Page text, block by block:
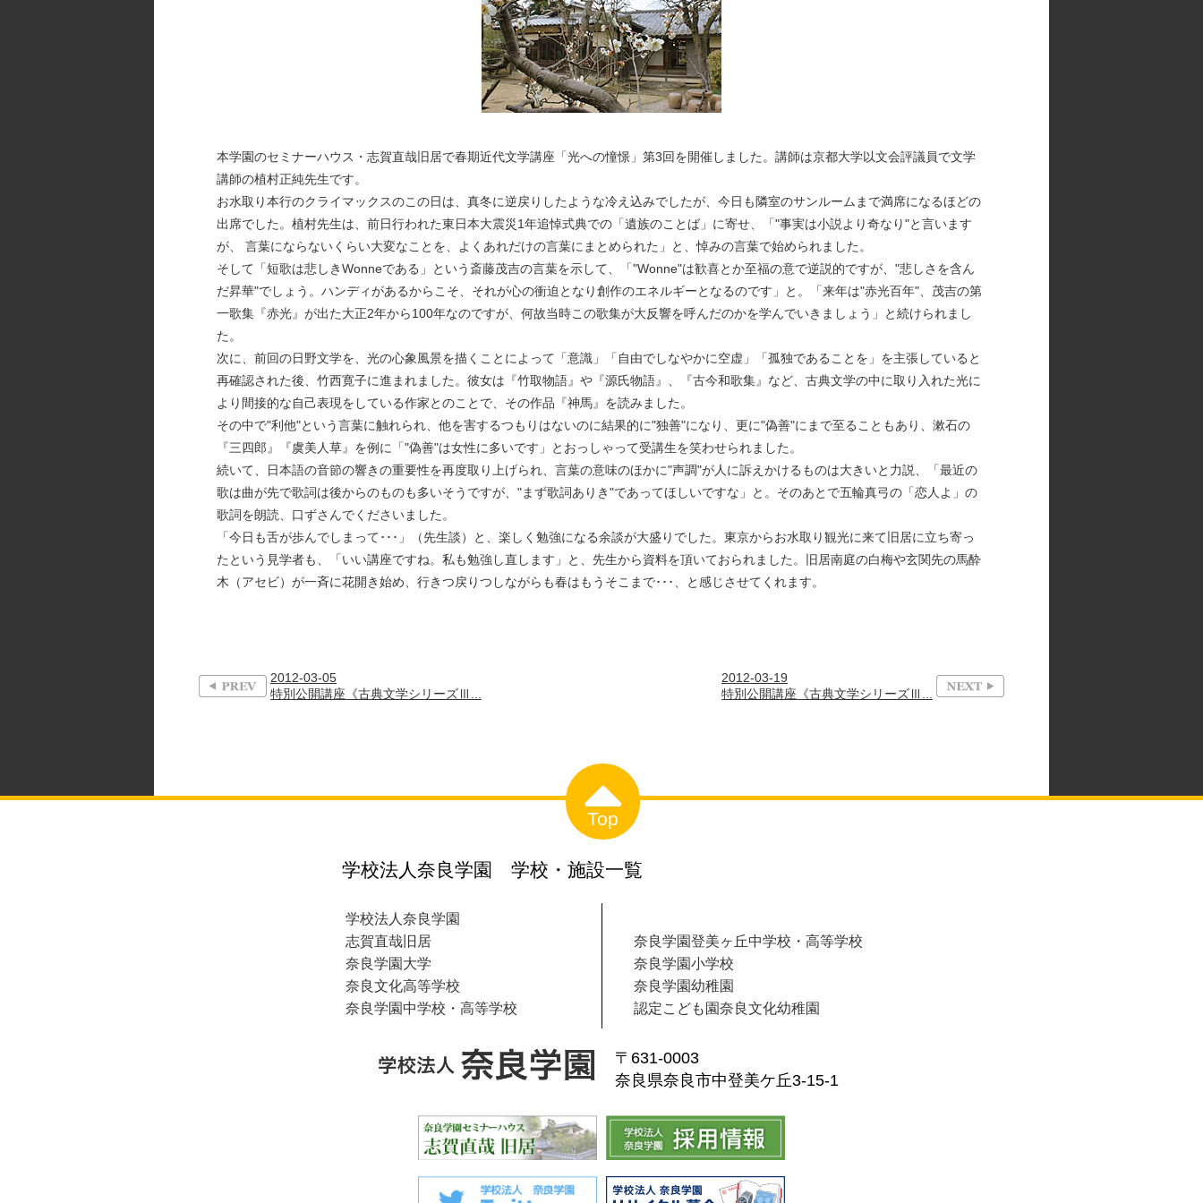
本学園のセミナーハウス・志賀直哉旧居で春期近代文学講座「光への憧憬」第3回を開催しました。講師は京都大学以文会評議員で文学
講師の植村正純先生です。
お水取り本行のクライマックスのこの日は、真冬に逆戻りしたような冷え込みでしたが、今日も隣室のサンルームまで満席になるほどの
出席でした。植村先生は、前日行われた東日本大震災1年追悼式典での「遺族のことば」に寄せ、「"事実は小説より奇なり"と言います
が、 言葉にならないくらい大変なことを、よくあれだけの言葉にまとめられた」と、悼みの言葉で始められました。
そして「短歌は悲しきWonneである」という斎藤茂吉の言葉を示して、「"Wonne"は歓喜とか至福の意で逆説的ですが、"悲しさを含ん
だ昇華"でしょう。ハンディがあるからこそ、それが心の衝迫となり創作のエネルギーとなるのです」と。「来年は"赤光百年"、茂吉の第
一歌集『赤光』が出た大正2年から100年なのですが、何故当時この歌集が大反響を呼んだのかを学んでいきましょう」と続けられまし
た。
次に、前回の日野文学を、光の心象風景を描くことによって「意識」「自由でしなやかに空虚」「孤独であることを」を主張していると
再確認された後、竹西寛子に進まれました。彼女は『竹取物語』や『源氏物語』、『古今和歌集』など、古典文学の中に取り入れた光に
より間接的な自己表現をしている作家とのことで、その作品『神馬』を読みました。
その中で"利他"という言葉に触れられ、他を害するつもりはないのに結果的に"独善"になり、更に"偽善"にまで至ることもあり、漱石の
『三四郎』『虞美人草』を例に「"偽善"は女性に多いです」とおっしゃって受講生を笑わせられました。
続いて、日本語の音節の響きの重要性を再度取り上げられ、言葉の意味のほかに"声調"が人に訴えかけるものは大きいと力説、「最近の
歌は曲が先で歌詞は後からのものも多いそうですが、"まず歌詞ありき"であってほしいですな」と。そのあとで五輪真弓の「恋人よ」の
歌詞を朗読、口ずさんでくださいました。
「今日も舌が歩んでしまって･･･」（先生談）と、楽しく勉強になる余談が大盛りでした。東京からお水取り観光に来て旧居に立ち寄っ
たという見学者も、「いい講座ですね。私も勉強し直します」と、先生から資料を頂いておられました。旧居南庭の白梅や玄関先の馬酔
木（アセビ）が一斉に花開き始め、行きつ戻りつしながらも春はもうそこまで･･･、と感じさせてくれます。
2012-03-05
特別公開講座《古典文学シリーズⅢ...
2012-03-19
特別公開講座《古典文学シリーズⅢ...
Top
学校法人奈良学園 学校・施設一覧
学校法人奈良学園
志賀直哉旧居
奈良学園大学
奈良文化高等学校
奈良学園中学校・高等学校
奈良学園登美ヶ丘中学校・高等学校
奈良学園小学校
奈良学園幼稚園
認定こども園奈良文化幼稚園
〒631-0003
奈良県奈良市中登美ケ丘3-15-1